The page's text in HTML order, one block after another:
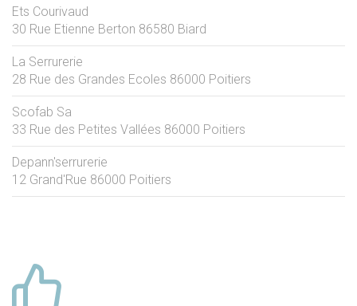
Ets Courivaud
30 Rue Etienne Berton 86580 Biard
La Serrurerie
28 Rue des Grandes Ecoles 86000 Poitiers
Scofab Sa
33 Rue des Petites Vallées 86000 Poitiers
Depann'serrurerie
12 Grand'Rue 86000 Poitiers